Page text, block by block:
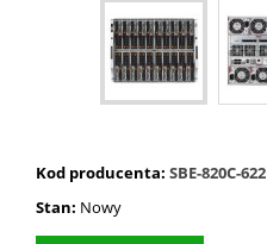
Kod producenta: SBE-820C-622
Stan: Nowy